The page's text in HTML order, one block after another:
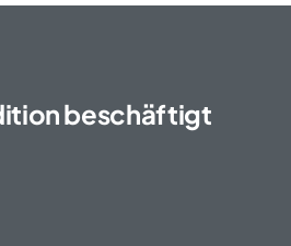
beschäftigt